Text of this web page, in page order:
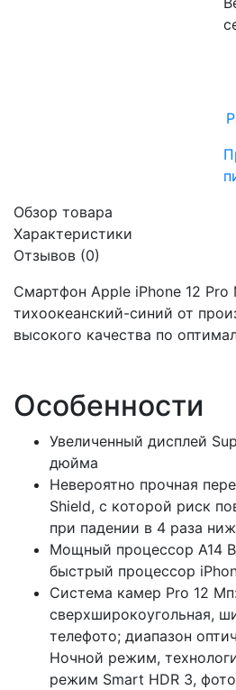
Обзор товара
Характеристики
Отзывов (0)
Смартфон Apple iPhone 12 Pro
тихоокеанский-синий от
высокого качества по
Особенности
Увеличенный дисплей
дюйма
Невероятно прочная
Shield, с которой риск
при падении в 4 раза
Мощный процессор A14
быстрый процессор
Система камер Pro 12
сверхширокоугольная,
телефото; диапазон
Ночной режим,
режим Smart HDR 3,